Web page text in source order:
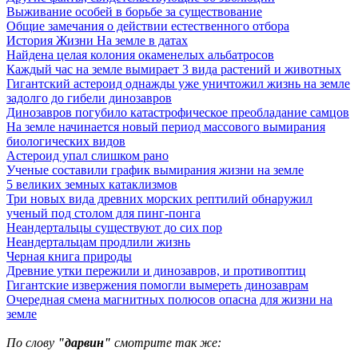
Выживание особей в борьбе за существование
Общие замечания о действии естественного отбора
История Жизни На земле в датах
Найдена целая колония окаменелых альбатросов
Каждый час на земле вымирает 3 вида растений и животных
Гигантский астероид однажды уже уничтожил жизнь на земле
задолго до гибели динозавров
Динозавров погубило катастрофическое преобладание самцов
На земле начинается новый период массового вымирания
биологических видов
Астероид упал слишком рано
Ученые составили график вымирания жизни на земле
5 великих земных катаклизмов
Три новых вида древних морских рептилий обнаружил
ученый под столом для пинг-понга
Неандертальцы существуют до сих пор
Неандертальцам продлили жизнь
Черная книга природы
Древние утки пережили и динозавров, и противоптиц
Гигантские извержения помогли вымереть динозаврам
Очередная смена магнитных полюсов опасна для жизни на
земле
По слову "дарвин" смотрите так же: